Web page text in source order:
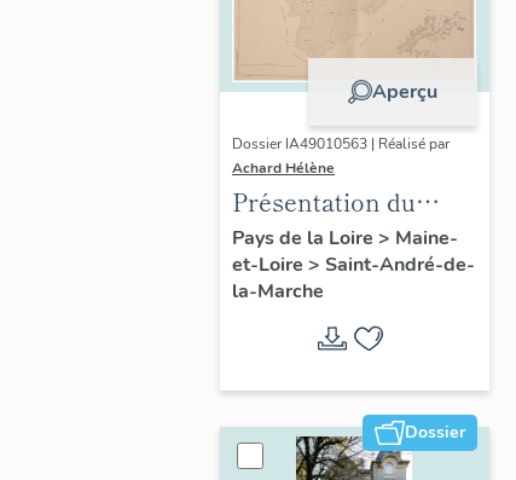
Aperçu
Dossier IA49010563 | Réalisé par
Achard Hélène
Présentation du
patrimoine
industriel de la
commune de Saint-
André-de-la-Marche
Pays de la Loire > Maine-
et-Loire > Saint-André-de-
la-Marche
Dossier